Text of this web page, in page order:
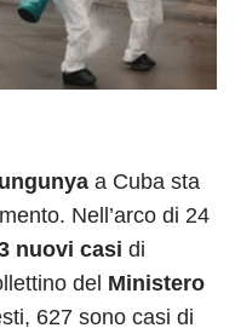
a Cuba sta
Nell’arco di 24
nuovi casi di
del Ministero
627 sono casi di